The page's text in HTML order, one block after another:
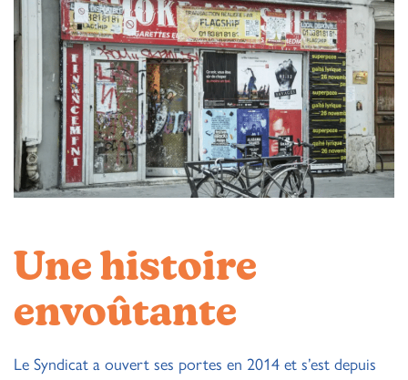
Une histoire
envoûtante
Le Syndicat a ouvert ses portes en 2014 et s’est depuis